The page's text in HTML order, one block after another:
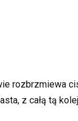
rozbrzmiewa
z całą tą